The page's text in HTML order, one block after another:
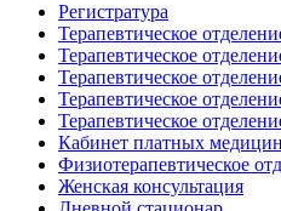
Регистратура
Терапевтическое
Терапевтическое
Терапевтическое
Терапевтическое
Терапевтическое
Кабинет платных
Физиотерапевтическое
Женская консультация